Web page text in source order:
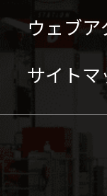
ウェブア
サイトマ